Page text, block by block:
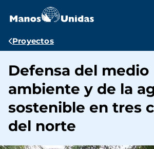
contenido
Ruta
navegación
Proyectos
Defensa del medio
ambiente y de la
sostenible en tres
del norte